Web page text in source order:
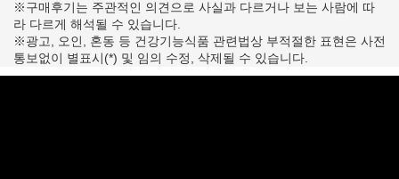
※구매후기는 주관적인 의견으로 사실과 다르거나 보는 사람에 따
라 다르게 해석될 수 있습니다.
※광고, 오인, 혼동 등 건강기능식품 관련법상 부적절한 표현은 사전
통보없이 별표시(*) 및 임의 수정, 삭제될 수 있습니다.